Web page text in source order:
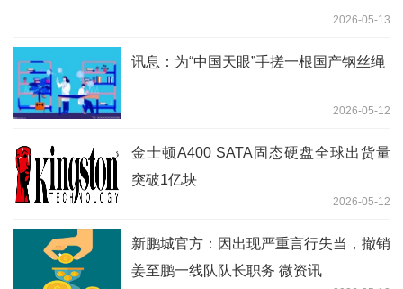
2026-05-13
讯息：为“中国天眼”手搓一根国产钢丝绳
2026-05-12
金士顿A400 SATA固态硬盘全球出货量
突破1亿块
2026-05-12
新鹏城官方：因出现严重言行失当，撤销
姜至鹏一线队队长职务 微资讯